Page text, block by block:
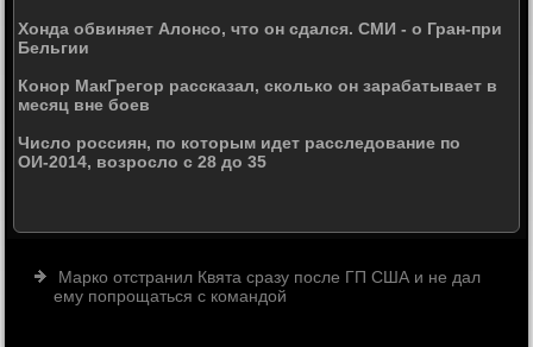
Хонда обвиняет Алонсо, что он сдался. СМИ - о Гран-при
Бельгии
Конор МакГрегор рассказал, сколько он зарабатывает в
месяц вне боев
Число россиян, по которым идет расследование по
ОИ-2014, возросло с 28 до 35
Марко отстранил Квята сразу после ГП США и не дал
ему попрощаться с командой